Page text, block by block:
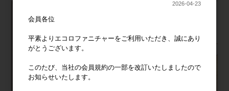
2026-04-23
会員各位
平素よりエコロファニチャーをご利用いただき、誠にあり
がとうございます。
このたび、当社の会員規約の一部を改訂いたしましたので
お知らせいたします。